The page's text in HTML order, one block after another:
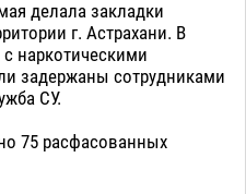
делала закладки
г. Астрахани. В
наркотическими
задержаны сотрудниками
СУ.
75 расфасованных